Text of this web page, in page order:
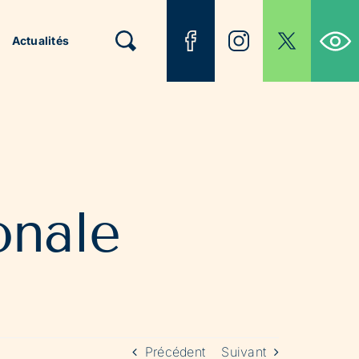
Actualités
Précédent Suivant